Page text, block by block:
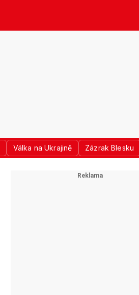
Válka na Ukrajině Zázrak Blesku